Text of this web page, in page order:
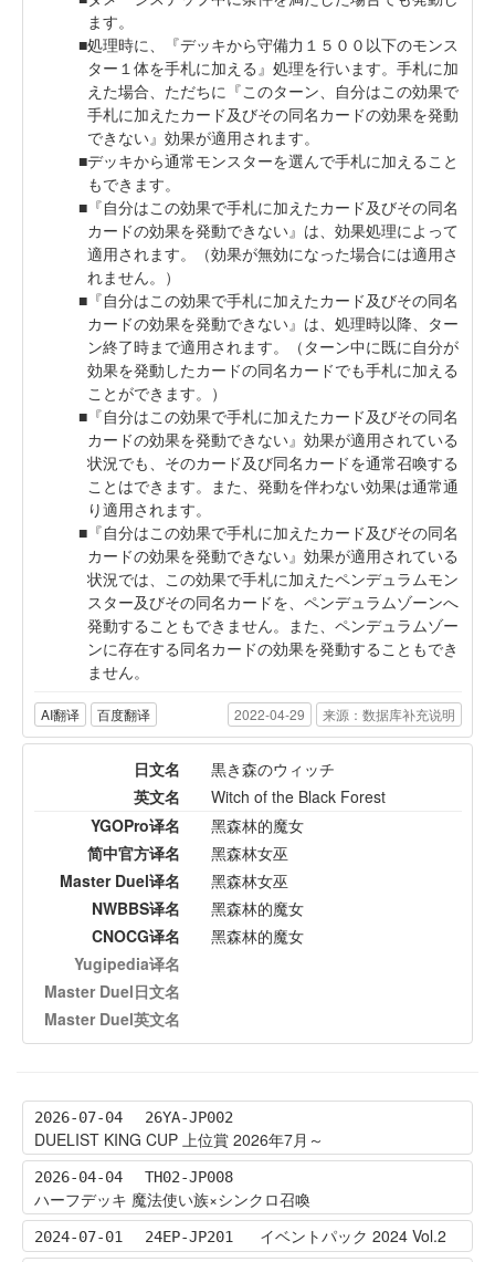
ます。
処理時に、『デッキから守備力１５００以下のモンス
ター１体を手札に加える』処理を行います。手札に加
えた場合、ただちに『このターン、自分はこの効果で
手札に加えたカード及びその同名カードの効果を発動
できない』効果が適用されます。
デッキから通常モンスターを選んで手札に加えること
もできます。
『自分はこの効果で手札に加えたカード及びその同名
カードの効果を発動できない』は、効果処理によって
適用されます。（効果が無効になった場合には適用さ
れません。）
『自分はこの効果で手札に加えたカード及びその同名
カードの効果を発動できない』は、処理時以降、ター
ン終了時まで適用されます。（ターン中に既に自分が
効果を発動したカードの同名カードでも手札に加える
ことができます。）
『自分はこの効果で手札に加えたカード及びその同名
カードの効果を発動できない』効果が適用されている
状況でも、そのカード及び同名カードを通常召喚する
ことはできます。また、発動を伴わない効果は通常通
り適用されます。
『自分はこの効果で手札に加えたカード及びその同名
カードの効果を発動できない』効果が適用されている
状況では、この効果で手札に加えたペンデュラムモン
スター及びその同名カードを、ペンデュラムゾーンへ
発動することもできません。また、ペンデュラムゾー
ンに存在する同名カードの効果を発動することもでき
ません。
AI翻译 百度翻译 2022-04-29 来源：数据库补充说明
日文名
黒き森のウィッチ
英文名
Witch of the Black Forest
YGOPro译名
黑森林的魔女
简中官方译名
黑森林女巫
Master Duel译名
黑森林女巫
NWBBS译名
黑森林的魔女
CNOCG译名
黑森林的魔女
Yugipedia译名
Master Duel日文名
Master Duel英文名
2026-07-04 26YA-JP002
DUELIST KING CUP 上位賞 2026年7月～
2026-04-04 TH02-JP008
ハーフデッキ 魔法使い族×シンクロ召喚
2024-07-01 24EP-JP201 イベントパック 2024 Vol.2